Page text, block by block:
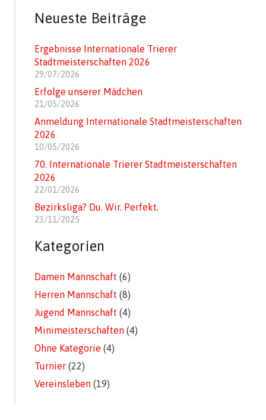
Neueste Beiträge
Ergebnisse Internationale Trierer
Stadtmeisterschaften 2026
29/07/2026
Erfolge unserer Mädchen
21/05/2026
Anmeldung Internationale Stadtmeisterschaften
2026
10/05/2026
70. Internationale Trierer Stadtmeisterschaften
2026
22/01/2026
Bezirksliga? Du. Wir. Perfekt.
23/11/2025
Kategorien
Damen Mannschaft (6)
Herren Mannschaft (8)
Jugend Mannschaft (4)
Minimeisterschaften (4)
Ohne Kategorie (4)
Turnier (22)
Vereinsleben (19)